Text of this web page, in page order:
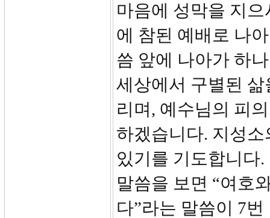
마음에 성막을 지
에 참된 예배로 나
씀 앞에 나아가 하
세상에서 구별된
리며, 예수님의 피
하겠습니다. 지성
있기를 기도합니다.
말씀을 보면 “여호
다”라는 말씀이 7